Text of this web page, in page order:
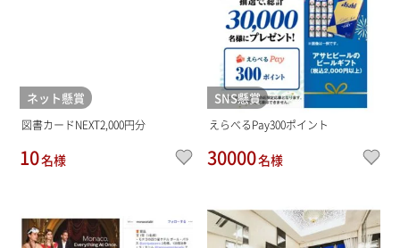
ネット懸賞
図書カードNEXT2,000円分
10名様
SNS懸賞
えらべるPay300ポイント
30000名様